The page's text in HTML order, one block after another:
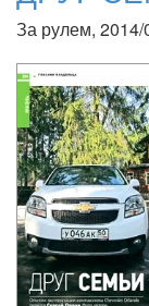
За рулем, 2014/